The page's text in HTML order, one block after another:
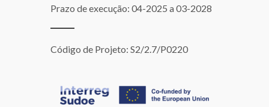
Prazo de execução: 04-2025 a 03-2028
Código de Projeto: S2/2.7/P0220